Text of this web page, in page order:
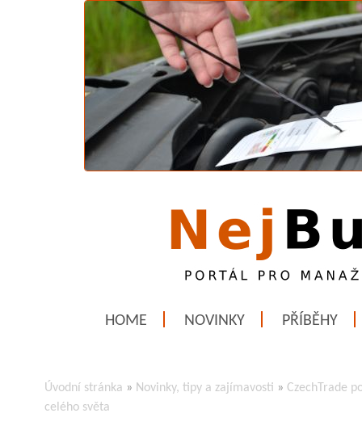
HOME NOVINKY PŘÍBĚHY
Úvodní stránka » Novinky, tipy a zajímavosti » CzechTrade
celého světa